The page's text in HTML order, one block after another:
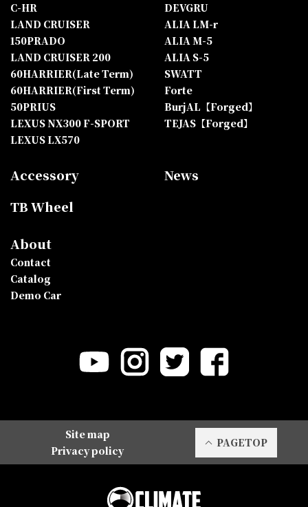
C-HR
LAND CRUISER
150PRADO
LAND CRUISER 200
60HARRIER(Late Term)
60HARRIER(First Term)
50PRIUS
LEXUS NX300 F-SPORT
LEXUS LX570
DEVGRU
ALIA LM-r
ALIA M-5
ALIA S-5
SWATT
Forte
BurjAL【Forged】
TEJAS【Forged】
Accessory
TB Wheel
About
Contact
Catalog
Demo Car
News
Site map
Privacy policy
PAGETOP